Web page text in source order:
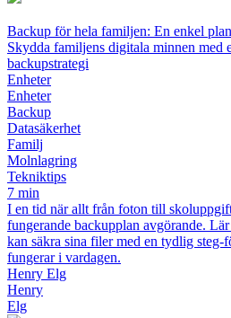
Backup för hela familjen: En enkel
Skydda familjens digitala minnen med
backupstrategi
Enheter
Enheter
Backup
Datasäkerhet
Familj
Molnlagring
Tekniktips
7 min
I en tid när allt från foton till
fungerande backupplan avgörande.
kan säkra sina filer med en tydlig steg-
fungerar i vardagen.
Henry Elg
Henry
Elg